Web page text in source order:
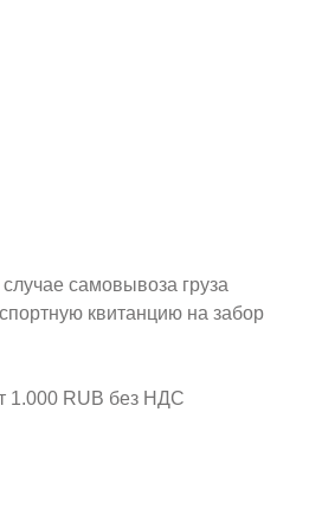
самовывоза груза
квитанцию на забор
1.000 RUB без НДС